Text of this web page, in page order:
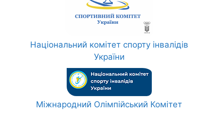
Національний комітет спорту інвалідів
України
Міжнародний Олімпійський Комітет